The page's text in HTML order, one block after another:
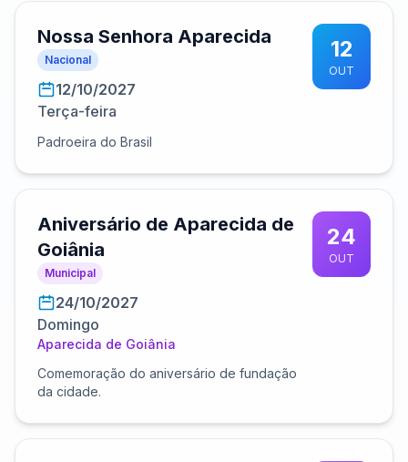
Nossa Senhora Aparecida
Nacional
12/10/2027
Terça-feira
Padroeira do Brasil
12
OUT
Aniversário de Aparecida de
Goiânia
Municipal
24/10/2027
Domingo
Aparecida de Goiânia
Comemoração do aniversário de fundação
da cidade.
24
OUT